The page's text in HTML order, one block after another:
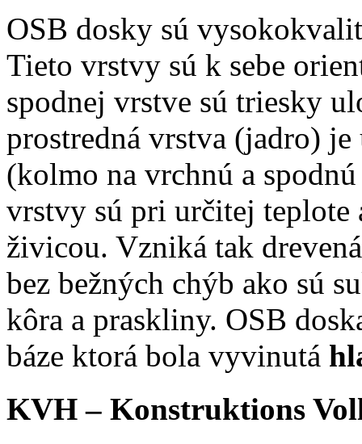
OSB dosky sú
Tieto vrstvy sú k sebe
spodnej vrstve sú triesky
prostredná vrstva (jadro)
(kolmo na vrchnú a
vrstvy sú pri určitej teplote
živicou. Vzniká tak
bez bežných chýb ako sú
kôra a praskliny. OSB
báze ktorá bola vyvinutá
KVH – Konstruktions